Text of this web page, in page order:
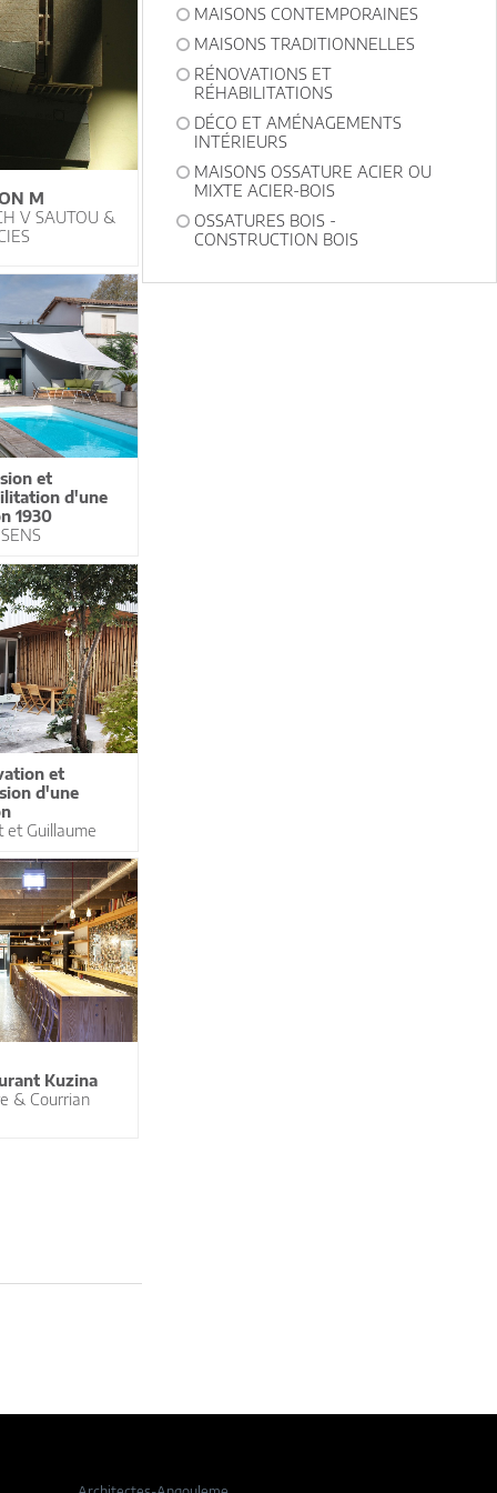
M
V SAUTOU &
et
d'une
1930
et
d'une
et Guillaume
Kuzina
& Courrian
MAISONS CONTEMPORAINES
MAISONS TRADITIONNELLES
RÉNOVATIONS ET
RÉHABILITATIONS
DÉCO ET AMÉNAGEMENTS
INTÉRIEURS
MAISONS OSSATURE ACIER OU
MIXTE ACIER-BOIS
OSSATURES BOIS -
CONSTRUCTION BOIS